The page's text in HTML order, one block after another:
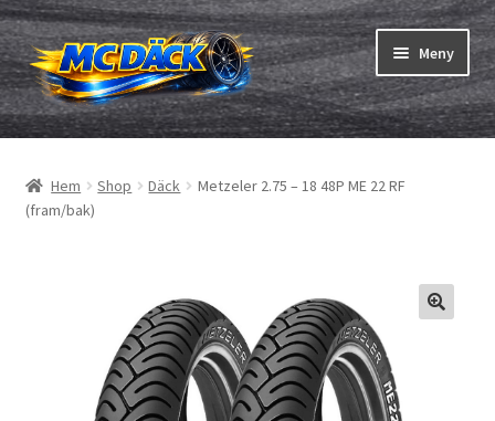
Hoppa
till
navigering
Hoppa
till
innehåll
Meny
Däck
Slangar & fälgband
Hem Shop Däck
Metzeler 2.75 – 18 48P ME 22 RF
(fram/bak)